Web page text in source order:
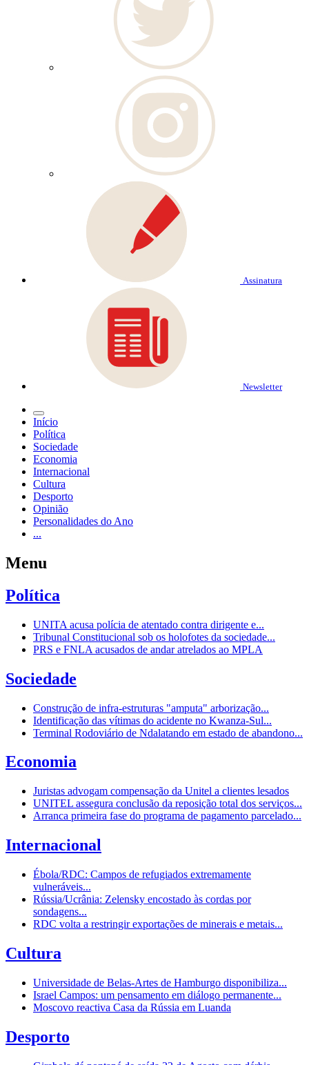
Assinatura
Newsletter
Início
Política
Sociedade
Economia
Internacional
Cultura
Desporto
Opinião
Personalidades do Ano
...
Menu
Política
UNITA acusa polícia de atentado contra dirigente e...
Tribunal Constitucional sob os holofotes da sociedade...
PRS e FNLA acusados de andar atrelados ao MPLA
Sociedade
Construção de infra-estruturas "amputa" arborização...
Identificação das vítimas do acidente no Kwanza-Sul...
Terminal Rodoviário de Ndalatando em estado de abandono...
Economia
Juristas advogam compensação da Unitel a clientes lesados
UNITEL assegura conclusão da reposição total dos serviços...
Arranca primeira fase do programa de pagamento parcelado...
Internacional
Ébola/RDC: Campos de refugiados extremamente
vulneráveis...
Rússia/Ucrânia: Zelensky encostado às cordas por
sondagens...
RDC volta a restringir exportações de minerais e metais...
Cultura
Universidade de Belas-Artes de Hamburgo disponibiliza...
Israel Campos: um pensamento em diálogo permanente...
Moscovo reactiva Casa da Rússia em Luanda
Desporto